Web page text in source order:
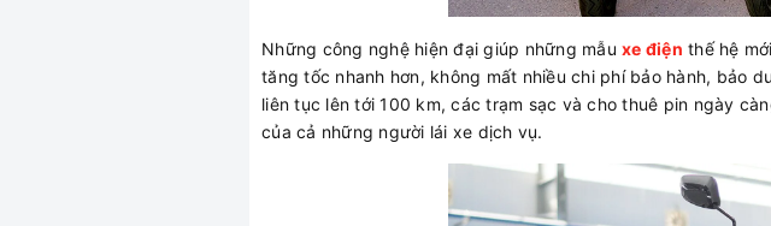
Những công nghệ hiện đại giúp những mẫu xe điện thế hệ
tăng tốc nhanh hơn, không mất nhiều chi phí bảo hành, bảo
liên tục lên tới 100 km, các trạm sạc và cho thuê pin ngày
của cả những người lái xe dịch vụ.